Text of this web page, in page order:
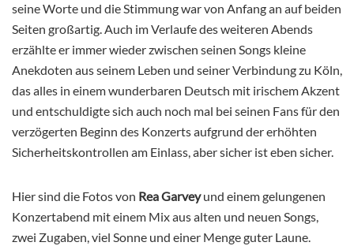
seine Worte und die Stimmung war von Anfang an auf beiden
Seiten großartig. Auch im Verlaufe des weiteren Abends
erzählte er immer wieder zwischen seinen Songs kleine
Anekdoten aus seinem Leben und seiner Verbindung zu Köln,
das alles in einem wunderbaren Deutsch mit irischem Akzent
und entschuldigte sich auch noch mal bei seinen Fans für den
verzögerten Beginn des Konzerts aufgrund der erhöhten
Sicherheitskontrollen am Einlass, aber sicher ist eben sicher.
Hier sind die Fotos von Rea Garveyund einem gelungenen
Konzertabend mit einem Mix aus alten und neuen Songs,
zwei Zugaben, viel Sonne und einer Menge guter Laune.